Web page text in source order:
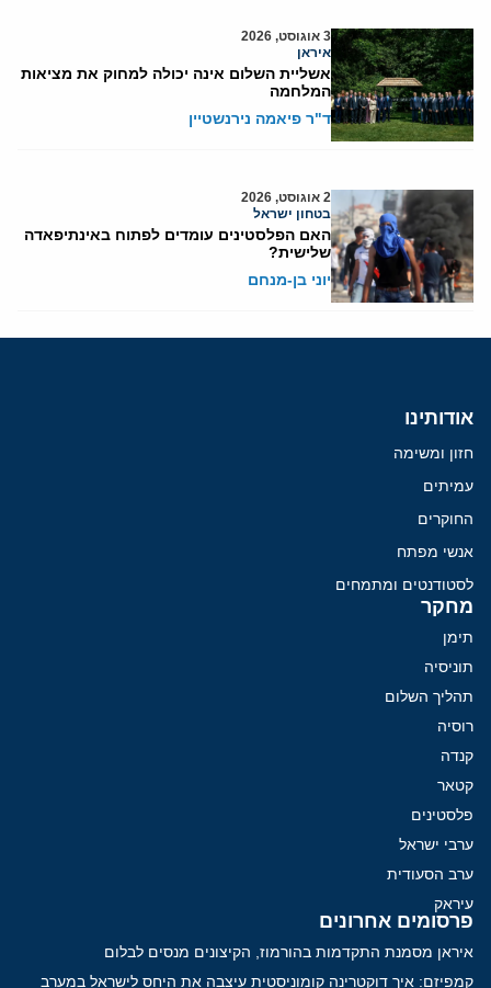
3 אוגוסט, 2026
איראן
אשליית השלום אינה יכולה למחוק את מציאות
המלחמה
ד"ר פיאמה נירנשטיין
2 אוגוסט, 2026
בטחון ישראל
האם הפלסטינים עומדים לפתוח באינתיפאדה
שלישית?
יוני בן-מנחם
אודותינו
חזון ומשימה
עמיתים
החוקרים
אנשי מפתח
לסטודנטים ומתמחים
מחקר
תימן
תוניסיה
תהליך השלום
רוסיה
קנדה
קטאר
פלסטינים
ערבי ישראל
ערב הסעודית
עיראק
פרסומים אחרונים
איראן מסמנת התקדמות בהורמוז, הקיצונים מנסים לבלום
קמפיזם: איך דוקטרינה קומוניסטית עיצבה את היחס לישראל במערב